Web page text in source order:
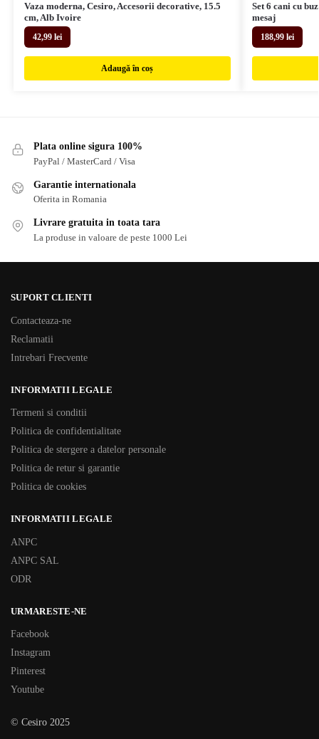
Vaza moderna, Cesiro, Accesorii decorative, 15.5
cm, Alb Ivoire
42,99 lei
Adaugă în coș
Set 6 cani cu
mesaj
188,99 lei
Plata online sigura 100%
PayPal / MasterCard / Visa
Garantie internationala
Oferita in Romania
Livrare gratuita in toata tara
La produse in valoare de peste 1000 Lei
SUPORT CLIENTI
Contacteaza-ne
Reclamatii
Intrebari Frecvente
INFORMATII LEGALE
Termeni si conditii
Politica de confidentialitate
Politica de stergere a datelor personale
Politica de retur si garantie
Politica de cookies
INFORMATII LEGALE
ANPC
ANPC SAL
ODR
URMARESTE-NE
Facebook
Instagram
Pinterest
Youtube
© Cesiro 2025